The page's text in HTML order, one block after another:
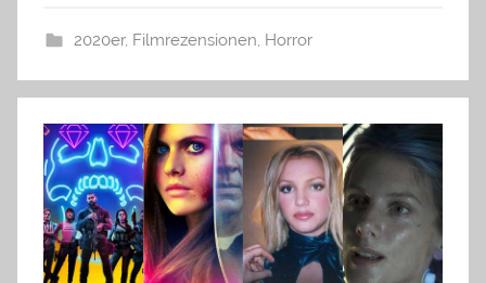
2020er, Filmrezensionen, Horror